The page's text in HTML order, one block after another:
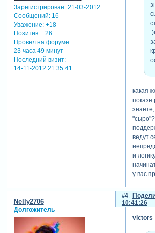
Зарегистрирован: 21-03-2012
Сообщений:16
Уважение: +18
Позитив: +26
Провел на форуме:
23 часа 49 минут
Последний визит:
14-11-2012 21:35:41
какая
показе
ведут
и
у вас
ей, к
4
10:41:26
Nelly2706
Долгожитель
victors